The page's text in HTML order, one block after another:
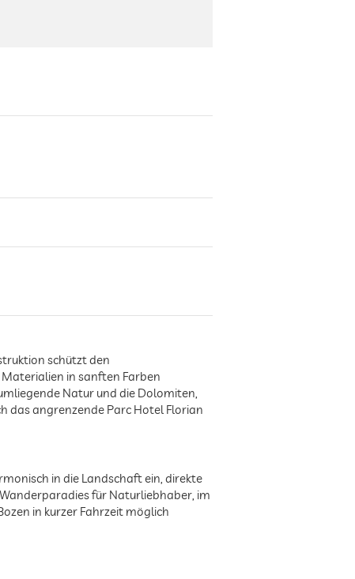
schützt den
in sanften Farben
Natur und die Dolomiten,
das angrenzende Parc Hotel Florian
in die Landschaft ein, direkte
für Naturliebhaber, im
in kurzer Fahrzeit möglich